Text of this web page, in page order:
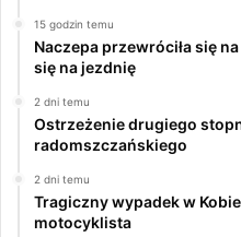
15 godzin temu
Naczepa przewróciła się
się na jezdnię
2 dni temu
Ostrzeżenie drugiego
radomszczańskiego
2 dni temu
Tragiczny wypadek w
motocyklista